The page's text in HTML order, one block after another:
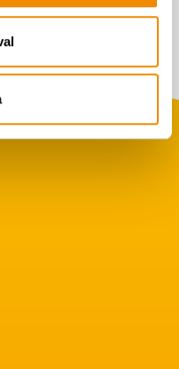
livsmedelsproduktion till oss
livsmedel och en